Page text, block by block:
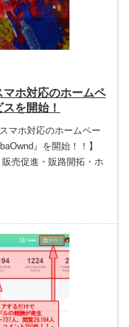
ホ対応のホームペ
を開始！
マホ対応のホームペー
』を開始！！】
売促進・販路開拓・ホ